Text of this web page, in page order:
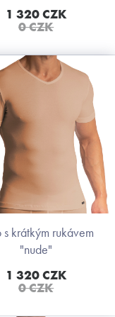
1 320 CZK
0 CZK
"nude"
1 320 CZK
0 CZK